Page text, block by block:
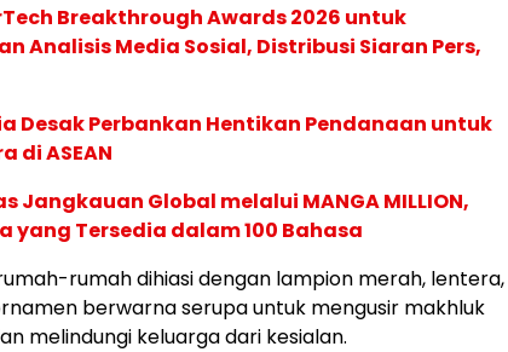
Breakthrough Awards 2026 untuk
Analisis Media Sosial, Distribusi Siaran Pers,
Desak Perbankan Hentikan Pendanaan untuk
di ASEAN
Jangkauan Global melalui MANGA MILLION,
yang Tersedia dalam 100 Bahasa
rumah dihiasi dengan lampion merah, lentera,
berwarna serupa untuk mengusir makhluk
melindungi keluarga dari kesialan.